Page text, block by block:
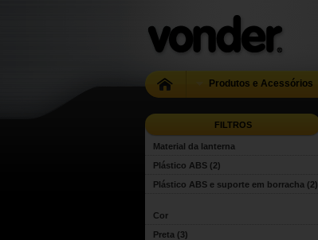
Produtos e Acessórios
FILTROS
Material da lanterna
Plástico ABS (2)
Plástico ABS e suporte em borracha (2)
Cor
Preta (3)